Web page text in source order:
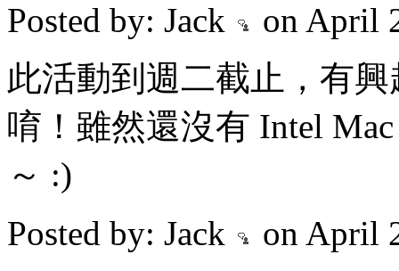
Posted by: Jack
on April
此活動到週二截止，有
唷！雖然還沒有 Intel
～ :)
Posted by: Jack
on April